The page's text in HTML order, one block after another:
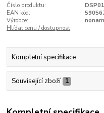
Číslo produktu:
EAN kód:
Výrobce:
Hlídat cenu / dostupnost
Kompletní specifikace
Související zboží 1